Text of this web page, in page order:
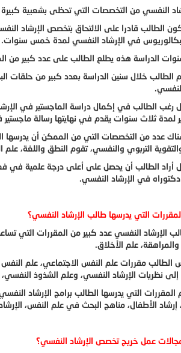
النفسي من التخصصات التي تحظى بشعبية
الطالب قادرا على الالتحاق بتخصص الإرشاد
في الإرشاد النفسي لمدة خمس سنوات.
الدراسة هذه يطلع الطالب على عدد كبير من
الطالب خلال سنين الدراسة بعدد كبير من حلقات
الطالب في إكمال دراسة الماجستير في
لمدة ثلاث سنوات يقدم في نهايتها رسالة
عدد من التخصصات التي من الممكن أن يدرسها
التربوي والنفسي، تقوم النطق واللغة، علم
أراد الطالب أن يحصل على أعلى درجة علمية في
في الإرشاد النفسي.
التي يدرسها طالب الإرشاد النفسي؟
الإرشاد النفسي عدد كبير من المقررات التي
علم الأخلاق.
الطالب مقررات علم النفس الاجتماعي، علم
إلى نظريات الإرشاد النفسي، وعلم الشذوذ
التي يدرسها الطالب برامج الإرشاد
إرشاد الأطفال، مناهج البحث في علم النفس،
عمل خريج تخصص الإرشاد النفسي؟